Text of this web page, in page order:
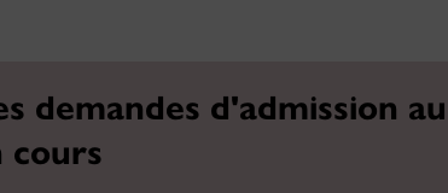
demandes d'admission
cours